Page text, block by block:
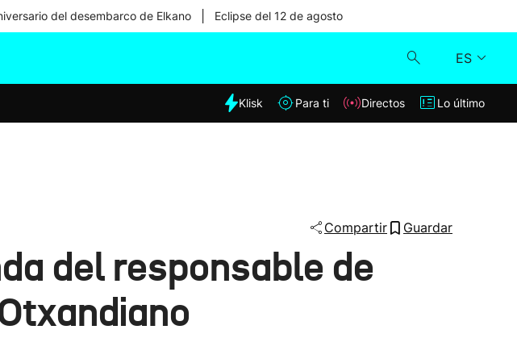
del desembarco de Elkano Eclipse del 12 de agosto
ES
Klisk
Klisk Para ti Directos Lo último
Compartir Guardar
del responsable de